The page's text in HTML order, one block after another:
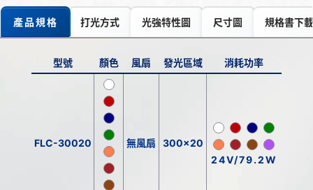
產品規格 打光方式 光強特性圖 尺寸圖 規格書下載
型號 顏色 風扇 發光區域 消耗功率
FLC-30020 無風扇
300x20
24V/79.2W